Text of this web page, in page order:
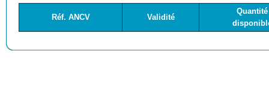
Réf. ANCV Validité
Quantité